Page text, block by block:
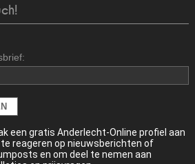
een gratis Anderlecht-Online profiel aan
reageren op nieuwsberichten of
en om deel te nemen aan